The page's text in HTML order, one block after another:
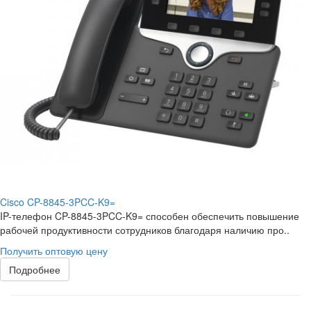
Cisco CP-8845-3PCC-K9=
IP-телефон CP-8845-3PCC-K9= способен обеспечить повышение
рабочей продуктивности сотрудников благодаря наличию про..
Получить оптовую цену
Подробнее